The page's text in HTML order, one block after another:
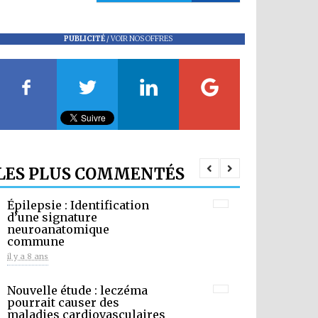
PUBLICITÉ/VOIR NOS OFFRES
PLUS COMMENTÉS
Épilepsie : Identification
d’une signature
neuroanatomique
commune
il y a 8 ans
Nouvelle étude : leczéma
pourrait causer des
maladies cardiovasculaires